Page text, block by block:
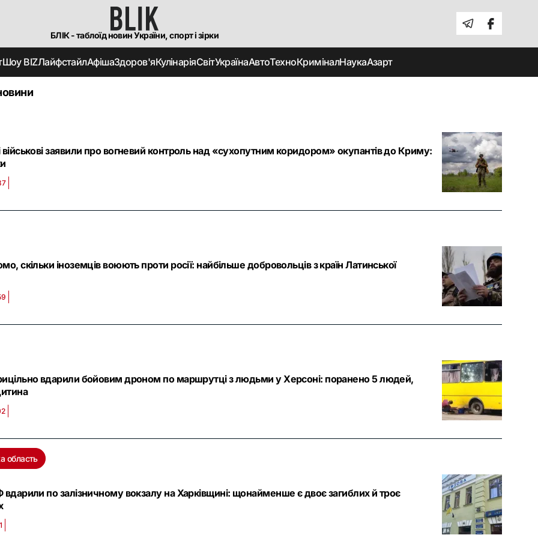
БЛІК - таблоїд новин України, спорт і зірки
Шоу BIZЛайфстайлАфішаЗдоров'яКулінаріяСвітУкраїнаАвтоТехноКриміналНаукаАзарт
військові заявили про вогневий контроль над «сухопутним коридором» окупантів до Криму:
скільки іноземців воюють проти росії: найбільше добровольців з країн Латинської
вдарили бойовим дроном по маршрутці з людьми у Херсоні: поранено 5 людей,
область
вдарили по залізничному вокзалу на Харківщині: щонайменше є двоє загиблих й троє